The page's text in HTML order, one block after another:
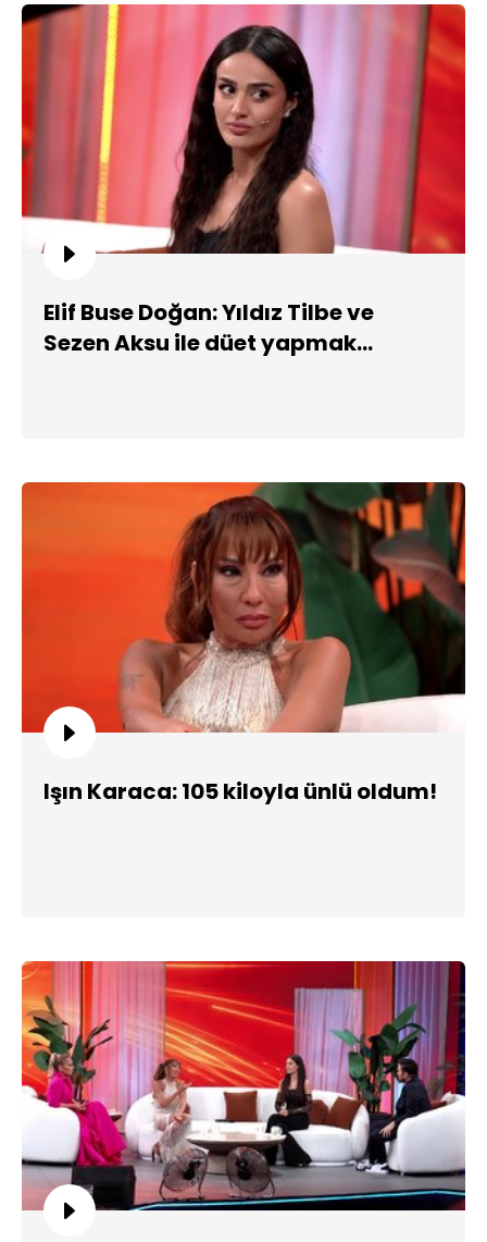
Elif Buse Doğan: Yıldız Tilbe ve
Sezen Aksu ile düet yapmak
Işın Karaca: 105 kiloyla ünlü oldum!